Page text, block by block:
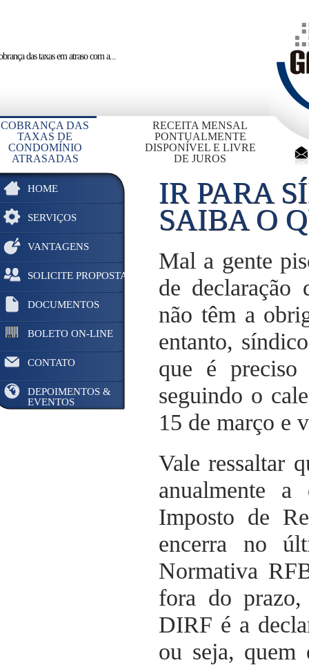
das taxas em atrasocom a...
COBRANÇA DAS
TAXAS DE
CONDOMÍNIO
ATRASADAS
RECEITA MENSAL
PONTUALMENTE
DISPONÍVEL E LIVRE
DE JUROS
HOME
SERVIÇOS
VANTAGENS
SOLICITE PROPOSTA
DOCUMENTOS
BOLETO ON-LINE
CONTATO
DEPOIMENTOS &
EVENTOS
IR PARA
SAIBA O
Mal a gente
de declaração
não têm a
entanto,
que é preciso
seguindo o
15 de março e
Vale ressaltar
anualmente
Imposto de
encerra no
Normativa
fora do
DIRF é a
ou seja, quem